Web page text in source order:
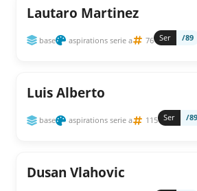
Lautaro Martinez
base aspirations serie a 76 Ser /89
Luis Alberto
base aspirations serie a 115 Ser /89
Dusan Vlahovic